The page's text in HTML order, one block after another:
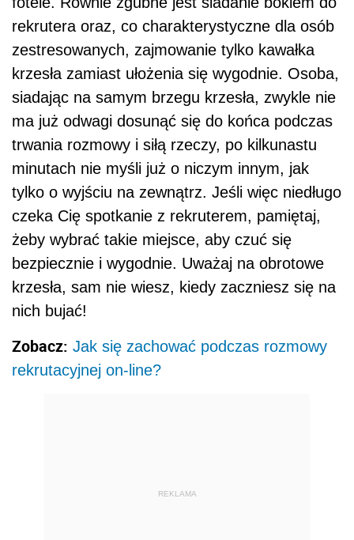
rekrutera oraz, co charakterystyczne dla osób
zestresowanych, zajmowanie tylko kawałka
krzesła zamiast ułożenia się wygodnie. Osoba,
siadając na samym brzegu krzesła, zwykle nie
ma już odwagi dosunąć się do końca podczas
trwania rozmowy i siłą rzeczy, po kilkunastu
minutach nie myśli już o niczym innym, jak
tylko o wyjściu na zewnątrz. Jeśli więc niedługo
czeka Cię spotkanie z rekruterem, pamiętaj,
żeby wybrać takie miejsce, aby czuć się
bezpiecznie i wygodnie. Uważaj na obrotowe
krzesła, sam nie wiesz, kiedy zaczniesz się na
nich bujać!
Zobacz: Jak się zachować podczas rozmowy
rekrutacyjnej on-line?
REKLAMA